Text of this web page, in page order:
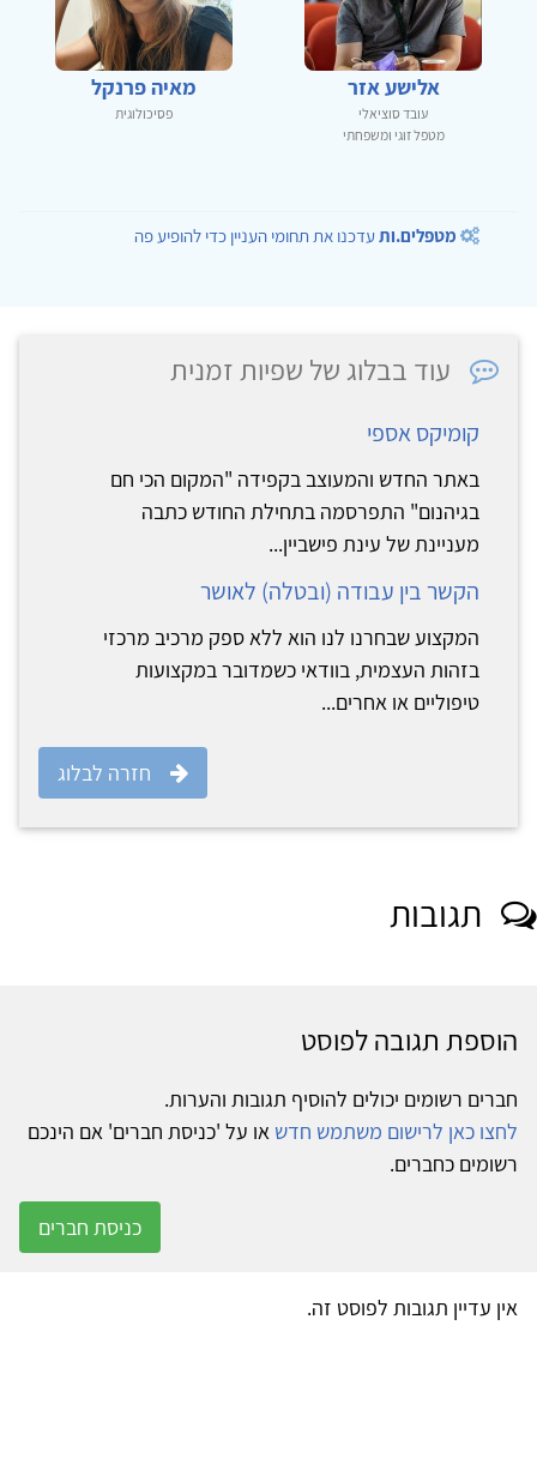
אלישע אזר
עובד סוציאלי
מטפל זוגי ומשפחתי
מאיה פרנקל
פסיכולוגית
מטפלים.ותעדכנו את תחומי העניין כדי להופיע פה
עוד בבלוג של שפיות זמנית
קומיקס אספי
באתר החדש והמעוצב בקפידה "המקום הכי חם
בגיהנום" התפרסמה בתחילת החודש כתבה
מעניינת של עינת פישביין...
הקשר בין עבודה (ובטלה) לאושר
המקצוע שבחרנו לנו הוא ללא ספק מרכיב מרכזי
בזהות העצמית, בוודאי כשמדובר במקצועות
טיפוליים או אחרים...
חזרה לבלוג
תגובות
הוספת תגובה לפוסט
חברים רשומים יכולים להוסיף תגובות והערות.
לחצו כאן לרישום משתמש חדש או על 'כניסת חברים' אם הינכם
רשומים כחברים.
כניסת חברים
אין עדיין תגובות לפוסט זה.